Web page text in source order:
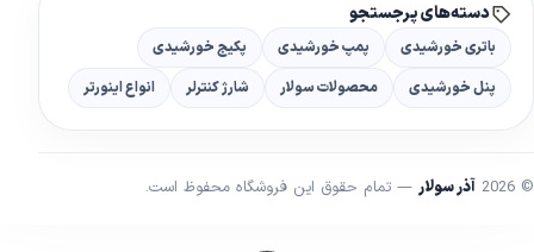
دسته‌های پرجستجو
باتری خورشیدی پمپ خورشیدی
پکیج خورشیدی
پنل خورشیدی
محصولات سولار شارژ کنترلر انواع اینورتر
© 2026 آذر سولار — تمام حقوق این فروشگاه محفوظ است.